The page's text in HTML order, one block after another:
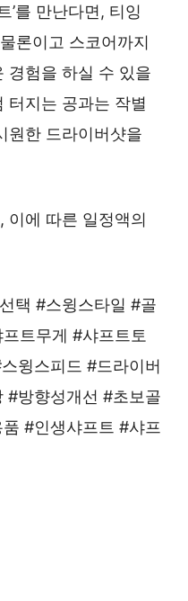
’를 만난다면, 티잉
론이고 스코어까지
경험을 하실 수 있을
터지는 공과는 작별
원한 드라이버샷을
이에 따른 일정액의
택 #스윙스타일 #골
트무게 #샤프트토
윙스피드 #드라이버
#방향성개선 #초보골
#인생샤프트 #샤프